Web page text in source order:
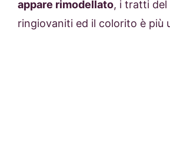
appare rimodellato, i tratti del
ringiovaniti ed il colorito è più